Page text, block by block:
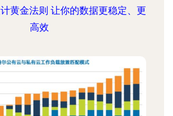
黄金法则 让你的数据更稳定、更
高效